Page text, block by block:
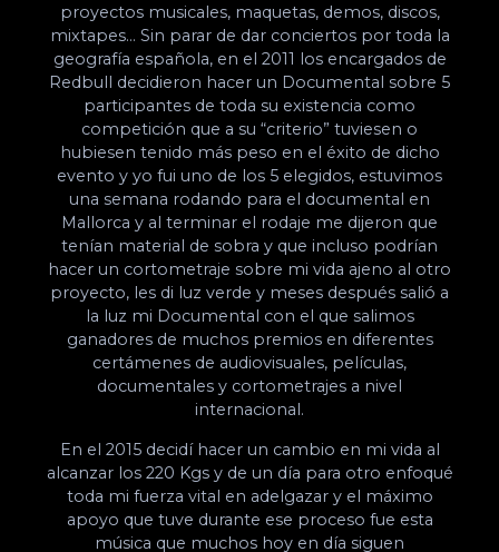
proyectos musicales, maquetas, demos, discos,
mixtapes… Sin parar de dar conciertos por toda la
geografía española, en el 2011 los encargados de
Redbull decidieron hacer un Documental sobre 5
participantes de toda su existencia como
competición que a su “criterio” tuviesen o
hubiesen tenido más peso en el éxito de dicho
evento y yo fui uno de los 5 elegidos, estuvimos
una semana rodando para el documental en
Mallorca y al terminar el rodaje me dijeron que
tenían material de sobra y que incluso podrían
hacer un cortometraje sobre mi vida ajeno al otro
proyecto, les di luz verde y meses después salió a
la luz mi Documental con el que salimos
ganadores de muchos premios en diferentes
certámenes de audiovisuales, películas,
documentales y cortometrajes a nivel
internacional.
En el 2015 decidí hacer un cambio en mi vida al
alcanzar los 220 Kgs y de un día para otro enfoqué
toda mi fuerza vital en adelgazar y el máximo
apoyo que tuve durante ese proceso fue esta
música que muchos hoy en día siguen